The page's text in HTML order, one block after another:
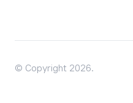
© Copyright 2026.